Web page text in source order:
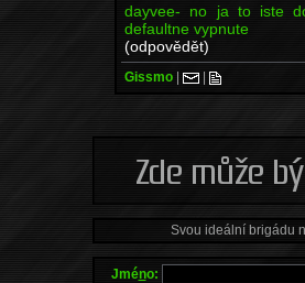
dayvee- no ja to iste
defaultne vypnute
(odpovědět)
Gissmo | |
Svou ideální brigádu
Jméno: